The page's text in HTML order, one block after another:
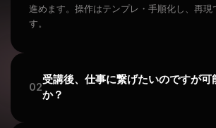
進めます。操作はテンプレ・手順化し、再現
す。
02
受講後、仕事に繋げたいのですが可
か？